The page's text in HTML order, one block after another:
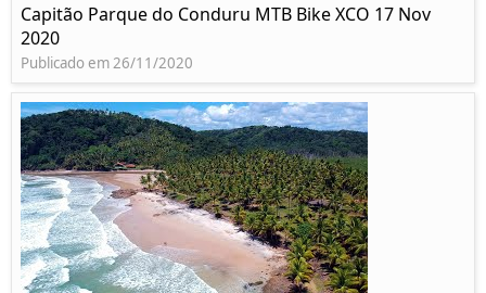
Capitão Parque do Conduru MTB Bike XCO 17 Nov
2020
Publicado em 26/11/2020